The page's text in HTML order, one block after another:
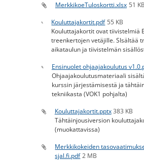
MerkkikoeTuloskortti.xlsx 51 KB
Kouluttajakortit.pdf 55 KB
Kouluttajakortit ovat tiivistelmiä
treenkertojen vetäjille. SIsältää
aikataulun ja tiivistelmän
Ensinuolet ohjaajakoulutus
Ohjaajakoulutusmateriaali
kurssin järjestämisestä ja
tekniikasta (VOK1 pohjalta)
Kouluttajakortit.pptx 383 KB
Tähtäinjousiversion
(muokattavissa)
Merkkikokeiden
sjal.fi.pdf 2 MB